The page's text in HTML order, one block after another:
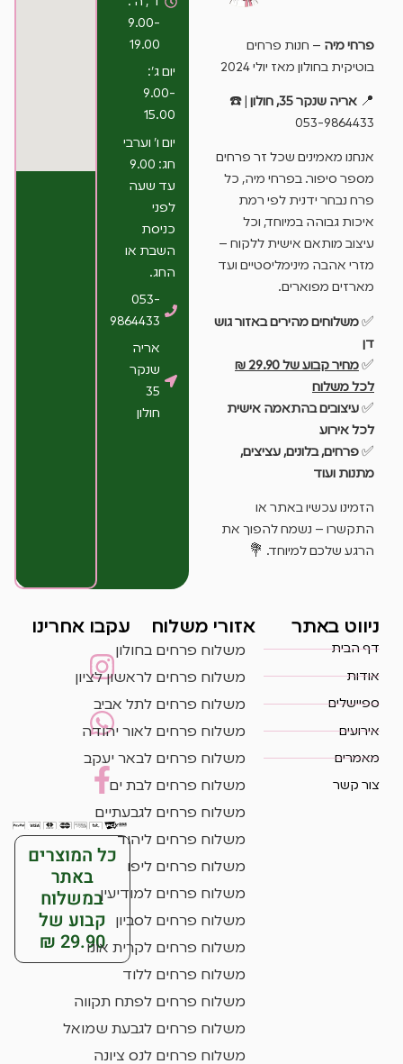
9.00-
19.00
יום ג’:
9.00-
15.00
יום ו’ וערבי
חג: 9.00
עד שעה
לפני
כניסת
השבת או
החג.
053-
9864433
אריה
שנקר
35
חולון
פרחי מיה – חנות פרחים
בוטיקית בחולון מאז יולי 2024
📍 אריה שנקר 35, חולון
| ☎️
053-9864433
אנחנו מאמינים שכל זר פרחים
מספר סיפור. בפרחי מיה, כל
פרח נבחר ידנית לפי רמת
איכות גבוהה במיוחד, וכל
עיצוב מותאם אישית ללקוח –
מזרי אהבה מינימליסטיים ועד
מארזים מפוארים.
✅משלוחים מהירים באזור גוש
דן
✅
מחיר קבוע של 29.90 ₪
לכל משלוח
✅עיצובים בהתאמה אישית
לכל אירוע
✅פרחים, בלונים, עציצים,
מתנות ועוד
הזמינו עכשיו באתר או
התקשרו – נשמח להפוך את
הרגע שלכם למיוחד. 💐
ניווט באתר
דף הבית
אודות
ספיישלים
אירועים
מאמרים
צור קשר
אזורי משלוח
משלוח פרחים בחולון
משלוח פרחים לראשון לציון
משלוח פרחים לתל אביב
משלוח פרחים לאור יהודה
משלוח פרחים לבאר יעקב
משלוח פרחים לבת ים
משלוח פרחים לגבעתיים
משלוח פרחים ליהוד
משלוח פרחים ליפו
משלוח פרחים למודיעין
משלוח פרחים לסביון
משלוח פרחים לקרית אונו
משלוח פרחים ללוד
משלוח פרחים לפתח תקווה
משלוח פרחים לגבעת שמואל
משלוח פרחים לנס ציונה
עקבו אחרינו
כל המוצרים
באתר
במשלוח
קבוע של
29.90 ₪